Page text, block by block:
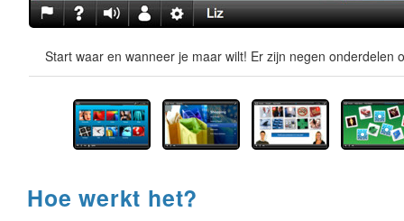
Start waar en wanneer je maar wilt! Er zijn negen onderdelen
Hoe werkt het?